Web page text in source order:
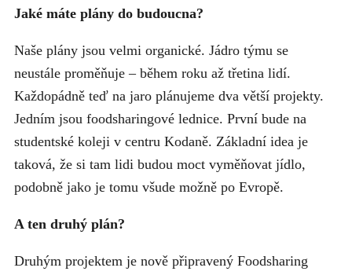
Jaké máte plány do budoucna?
Naše plány jsou velmi organické. Jádro týmu se
neustále proměňuje – během roku až třetina lidí.
Každopádně teď na jaro plánujeme dva větší projekty.
Jedním jsou foodsharingové lednice. První bude na
studentské koleji v centru Kodaně. Základní idea je
taková, že si tam lidi budou moct vyměňovat jídlo,
podobně jako je tomu všude možně po Evropě.
A ten druhý plán?
Druhým projektem je nově připravený Foodsharing